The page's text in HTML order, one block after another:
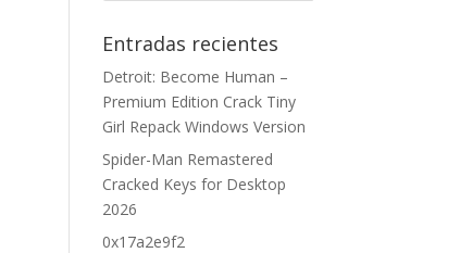
Entradas recientes
Detroit: Become Human –
Premium Edition Crack Tiny
Girl Repack Windows Version
Spider-Man Remastered
Cracked Keys for Desktop
2026
0x17a2e9f2